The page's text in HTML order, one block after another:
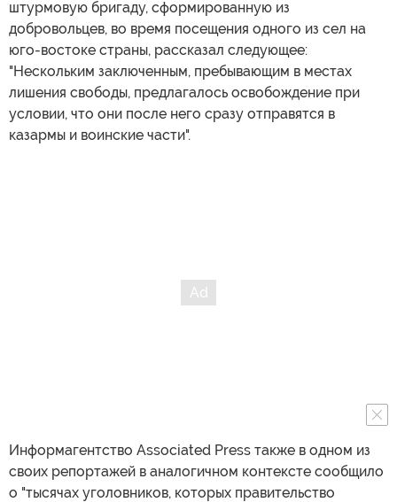
штурмовую бригаду, сформированную из
добровольцев, во время посещения одного из сел на
юго-востоке страны, рассказал следующее:
"Нескольким заключенным, пребывающим в местах
лишения свободы, предлагалось освобождение при
условии, что они после него сразу отправятся в
казармы и воинские части".
Информагентство Associated Press также в одном из
своих репортажей в аналогичном контексте сообщило
о "тысячах уголовников, которых правительство